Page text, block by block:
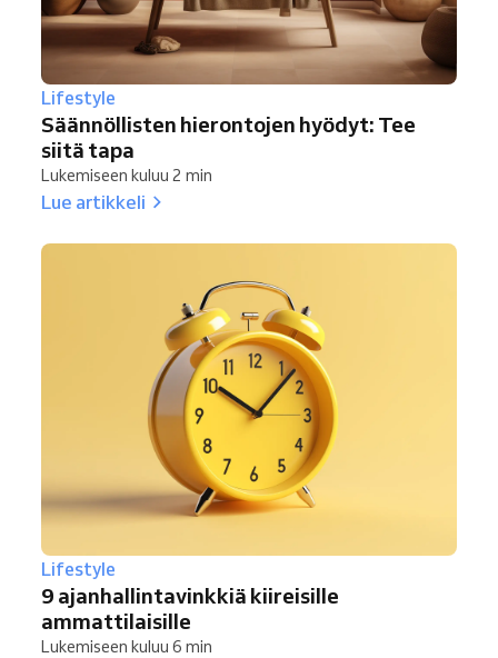
Lifestyle
Säännöllisten hierontojen hyödyt: Tee
siitä tapa
Lukemiseen kuluu 2 min
Lue artikkeli
Lifestyle
9 ajanhallintavinkkiä kiireisille
ammattilaisille
Lukemiseen kuluu 6 min